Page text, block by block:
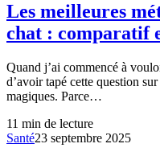
Les meilleures
chat : comparatif
Quand j’ai commencé à
d’avoir tapé cette question
magiques. Parce…
11 min de lecture
Santé23 septembre 2025